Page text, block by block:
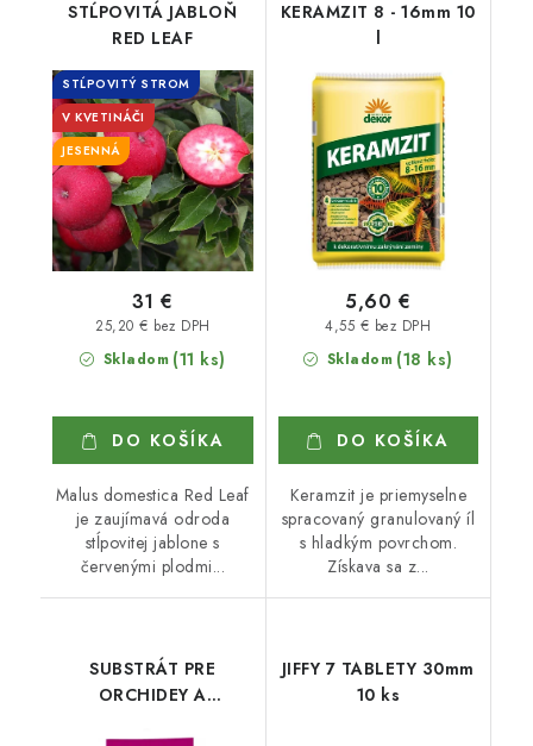
STĹPOVITÁ JABLOŇ
RED LEAF
STĹPOVITÝ STROM
V KVETINÁČI
JESENNÁ
Skladom (11 ks)
25,20 € bez DPH
31 €
DO KOŠÍKA
Malus domestica Red Leaf
je zaujímavá odroda
stĺpovitej jablone s
červenými plodmi...
KERAMZIT 8 - 16mm 10
l
Skladom (18 ks)
4,55 € bez DPH
5,60 €
DO KOŠÍKA
Keramzit je priemyselne
spracovaný granulovaný íl
s hladkým povrchom.
Získava sa z...
SUBSTRÁT PRE
ORCHIDEY A
JIFFY 7 TABLETY 30mm
10 ks